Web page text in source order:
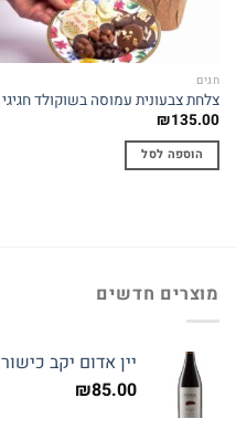
חגים
צלחת צבעונית עמוסה בשוקולד חגיגי
₪135.00
הוספה לסל
מוצרים חדשים
יין אדום יקב כישור
₪85.00